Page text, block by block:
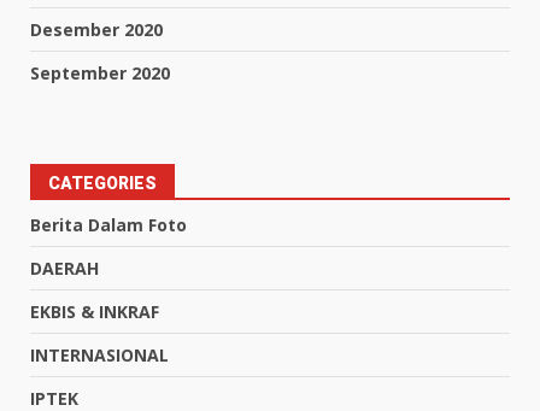
Desember 2020
September 2020
CATEGORIES
Berita Dalam Foto
DAERAH
EKBIS & INKRAF
INTERNASIONAL
IPTEK